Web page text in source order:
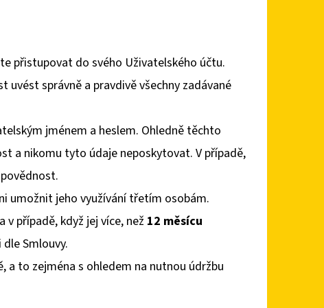
přistupovat do svého Uživatelského účtu.
uvést správně a pravdivě všechny zadávané
jménem a heslem. Ohledně těchto
a nikomu tyto údaje neposkytovat. V případě,
umožnit jeho využívání třetím osobám.
případě, když jej více, než 12 měsícu
Smlouvy.
to zejména s ohledem na nutnou údržbu